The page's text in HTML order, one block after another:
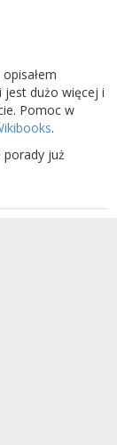
jest dużo więcej i
Pomoc w
.
porady już